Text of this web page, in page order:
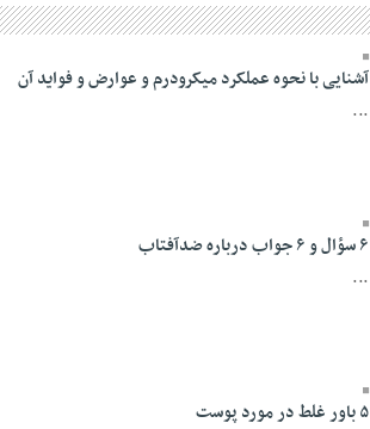
آشنایی با نحوه عملکرد میکرودرم و عوارض و فواید آن
...
۶ سؤال و ۶ جواب درباره ضدآفتاب
...
۵ باور غلط در مورد پوست